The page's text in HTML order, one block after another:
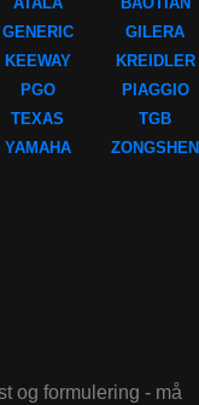
GENERIC
KEEWAY
PGO
TEXAS
YAMAHA
GILERA
KREIDLER
PIAGGIO
TGB
ZONGSHEN
og formulering - må